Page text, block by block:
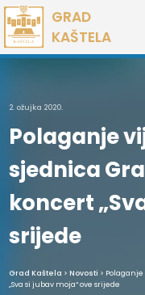
Preskoči
na
sadržaj
GRAD
KAŠTELA
2. ožujka 2020.
Polaganje
sjednica
koncert
srijede
Grad Kaštela > Novosti >
„Sva si jubav moja“ ove srijede